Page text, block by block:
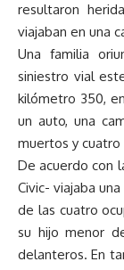
resultaron
viajaban en una
Una familia
siniestro vial
kilómetro 350,
un auto, una
muertos y cuatro
De acuerdo con
Civic- viajaba
de las cuatro
su hijo menor
delanteros. En